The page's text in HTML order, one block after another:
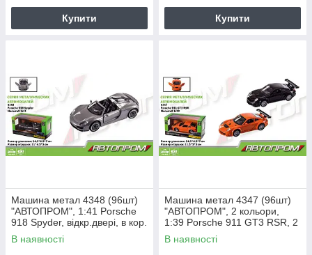
Купити Купити
Машина метал 4348 (96шт)
"АВТОПРОМ", 1:41 Porsche
918 Spyder, відкр.двері, в кор.
14,5 * 6,5 * 7см
В наявності
Машина метал 4347 (96шт)
"АВТОПРОМ", 2 кольори,
1:39 Porsche 911 GT3 RSR, 2
кольори, відкр.двері, в кор. 14
В наявності